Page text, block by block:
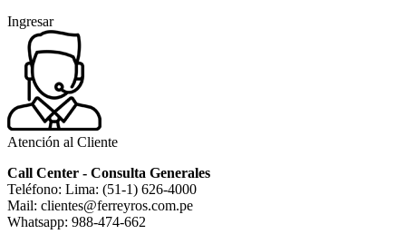
Ingresar
Atención al Cliente
Call Center - Consulta Generales
Teléfono: Lima: (51-1) 626-4000
Mail: clientes@ferreyros.com.pe
Whatsapp: 988-474-662